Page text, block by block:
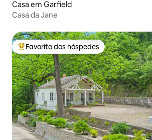
Casa em Garfield
Casa da Jane
Favoritos dos hóspedes mais apreciados
Favorito dos hóspedes